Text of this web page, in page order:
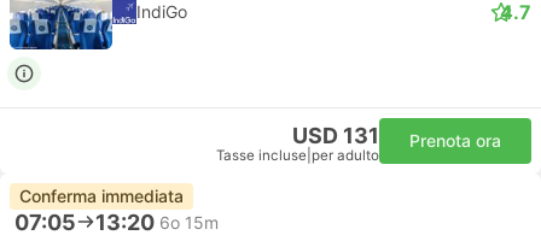
IndiGo 4.7
USD 131
Tasse incluse per adulto
Prenota ora
Conferma immediata
07:05 13:20 6o 15m